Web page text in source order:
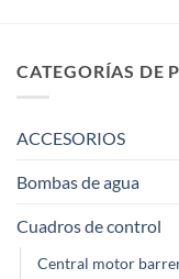
CATEGORÍAS DE
ACCESORIOS
Bombas de agua
Cuadros de control
Central motor